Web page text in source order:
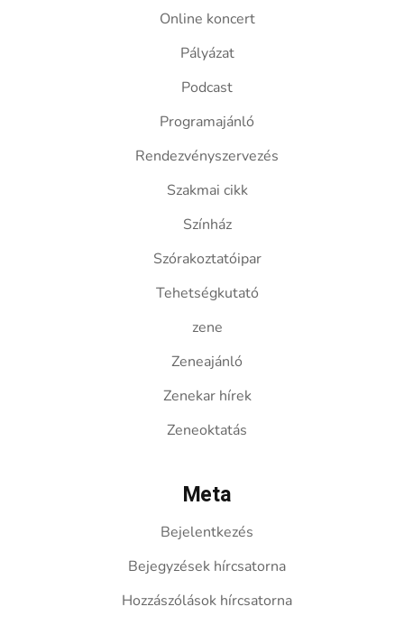
Online koncert
Pályázat
Podcast
Programajánló
Rendezvényszervezés
Szakmai cikk
Színház
Szórakoztatóipar
Tehetségkutató
zene
Zeneajánló
Zenekar hírek
Zeneoktatás
Meta
Bejelentkezés
Bejegyzések hírcsatorna
Hozzászólások hírcsatorna